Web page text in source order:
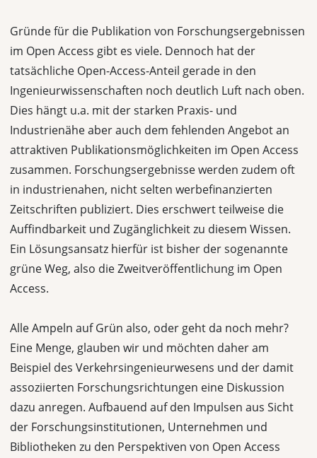
Gründe für die Publikation von Forschungsergebnissen
im Open Access gibt es viele. Dennoch hat der
tatsächliche Open-Access-Anteil gerade in den
Ingenieurwissenschaften noch deutlich Luft nach oben.
Dies hängt u.a. mit der starken Praxis- und
Industrienähe aber auch dem fehlenden Angebot an
attraktiven Publikationsmöglichkeiten im Open Access
zusammen. Forschungsergebnisse werden zudem oft
in industrienahen, nicht selten werbefinanzierten
Zeitschriften publiziert. Dies erschwert teilweise die
Auffindbarkeit und Zugänglichkeit zu diesem Wissen.
Ein Lösungsansatz hierfür ist bisher der sogenannte
grüne Weg, also die Zweitveröffentlichung im Open
Access.
Alle Ampeln auf Grün also, oder geht da noch mehr?
Eine Menge, glauben wir und möchten daher am
Beispiel des Verkehrsingenieurwesens und der damit
assoziierten Forschungsrichtungen eine Diskussion
dazu anregen. Aufbauend auf den Impulsen aus Sicht
der Forschungsinstitutionen, Unternehmen und
Bibliotheken zu den Perspektiven von Open Access